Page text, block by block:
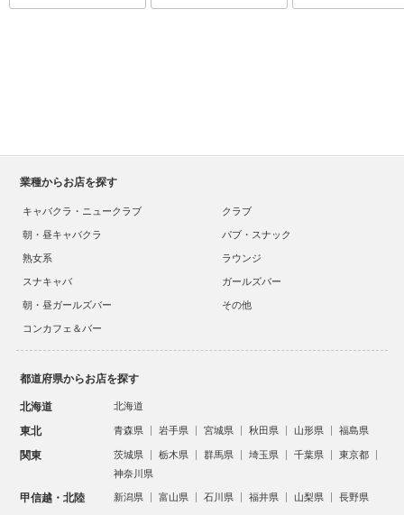
業種からお店を探す
キャバクラ・ニュークラブ
クラブ
朝・昼キャバクラ
パブ・スナック
熟女系
ラウンジ
スナキャバ
ガールズバー
朝・昼ガールズバー
その他
コンカフェ＆バー
都道府県からお店を探す
北海道 北海道
東北 青森県 岩手県 宮城県 秋田県 山形県 福島県
関東 茨城県 栃木県 群馬県 埼玉県 千葉県
東京都
神奈川県
甲信越・北陸 新潟県 富山県 石川県 福井県 山梨県 長野県